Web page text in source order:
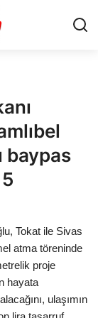
baypas
Tokat ile Sivas
atma töreninde
proje
hayata
ulaşımın